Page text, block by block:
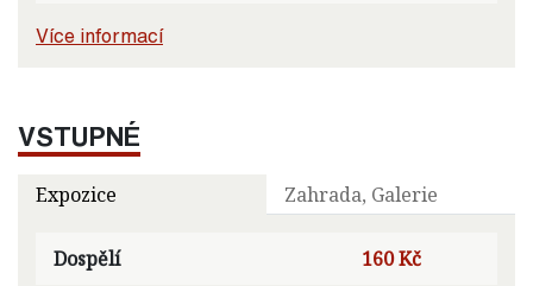
Více informací
VSTUPNÉ
Expozice Zahrada, Galerie
Dospělí 160 Kč